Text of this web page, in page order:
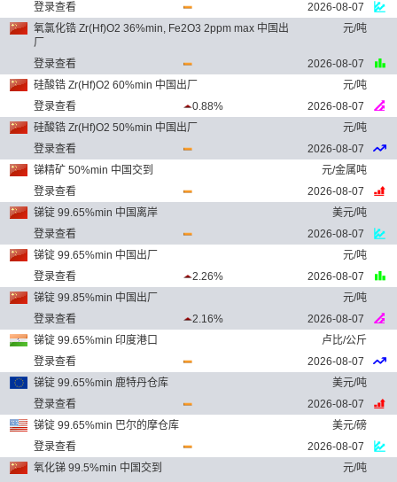
登录查看
2026-08-07
氧氯化锆 Zr(Hf)O2 36%min, Fe2O3 2ppm max 中国出
厂
元/吨
登录查看
2026-08-07
硅酸锆 Zr(Hf)O2 60%min 中国出厂
元/吨
登录查看
0.88%
2026-08-07
硅酸锆 Zr(Hf)O2 50%min 中国出厂
元/吨
登录查看
2026-08-07
锑精矿 50%min 中国交到
元/金属吨
登录查看
2026-08-07
锑锭 99.65%min 中国离岸
美元/吨
登录查看
2026-08-07
锑锭 99.65%min 中国出厂
元/吨
登录查看
2.26%
2026-08-07
锑锭 99.85%min 中国出厂
元/吨
登录查看
2.16%
2026-08-07
锑锭 99.65%min 印度港口
卢比/公斤
登录查看
2026-08-07
锑锭 99.65%min 鹿特丹仓库
美元/吨
登录查看
2026-08-07
锑锭 99.65%min 巴尔的摩仓库
美元/磅
登录查看
2026-08-07
氧化锑 99.5%min 中国交到
元/吨